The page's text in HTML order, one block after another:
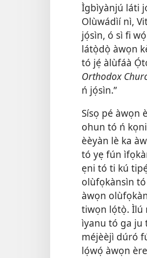
Ìgbìyànjú láti
Olùwádìí nì,
jọ́sìn, ó sì fi
látọ̀dọ̀ àwọn
tó jẹ́ àlùfáà
Orthodox
ń jọ́sìn.”
Sísọ pé àwọn
ohun tó ń
èèyàn lè ka
tó yẹ fún
ẹni tó ti kú
olùfọkànsìn
àwọn
tiwọn lọ́tọ̀. Ìlú
ìyanu tó ga ju
méjèèjì dúró
lọ́wọ́ àwọn